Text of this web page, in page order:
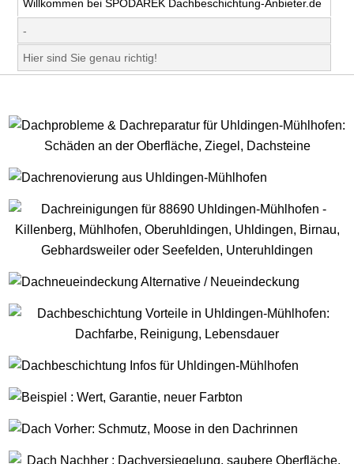
Willkommen bei SPODAREK Dachbeschichtung-Anbieter.de
-
Hier sind Sie genau richtig!